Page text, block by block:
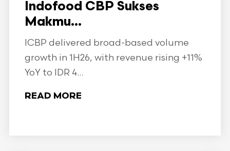
Indofood CBP Sukses
Makmu...
ICBP delivered broad-based volume
growth in 1H26, with revenue rising +11%
YoY to IDR 4...
READ MORE